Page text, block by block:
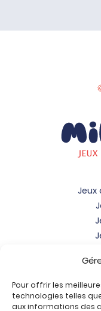
Pour offrir les
technologies telles
aux informations des
Jeux